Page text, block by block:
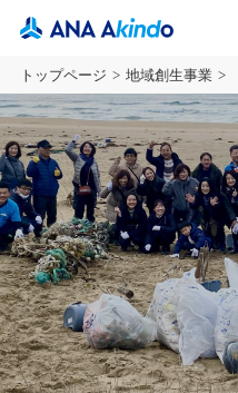
トップページ 地域創生事業